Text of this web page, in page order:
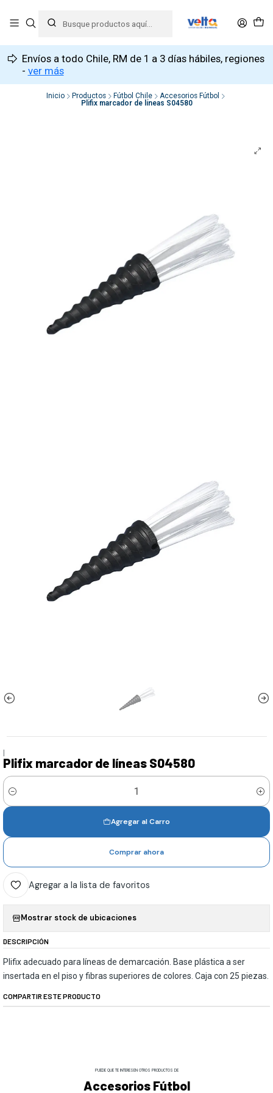
Envíos a todo Chile, RM de 1 a 3 días hábiles, regiones
- ver más
Inicio Productos Fútbol Chile
Accesorios Fútbol
Plifix marcador de líneas S04580
|
Plifix marcador de líneas S04580
Cantidad
Agregar al Carro
Comprar ahora
Agregar a la lista de favoritos
Mostrar stock de ubicaciones
DESCRIPCIÓN
Plifix adecuado para líneas de demarcación. Base plástica a ser
insertada en el piso y fibras superiores de colores. Caja con 25 piezas.
COMPARTIR ESTE PRODUCTO
PUEDE QUE TE INTERESEN OTROS PRODUCTOS DE
Accesorios Fútbol